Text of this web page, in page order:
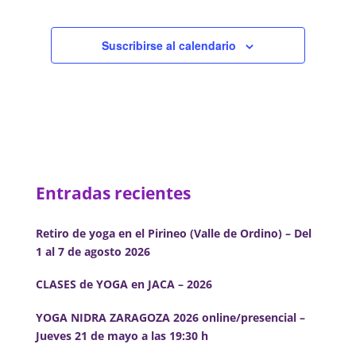
de
Eventos
Suscribirse al calendario
Entradas recientes
Retiro de yoga en el Pirineo (Valle de Ordino) – Del
1 al 7 de agosto 2026
CLASES de YOGA en JACA – 2026
YOGA NIDRA ZARAGOZA 2026 online/presencial –
Jueves 21 de mayo a las 19:30 h